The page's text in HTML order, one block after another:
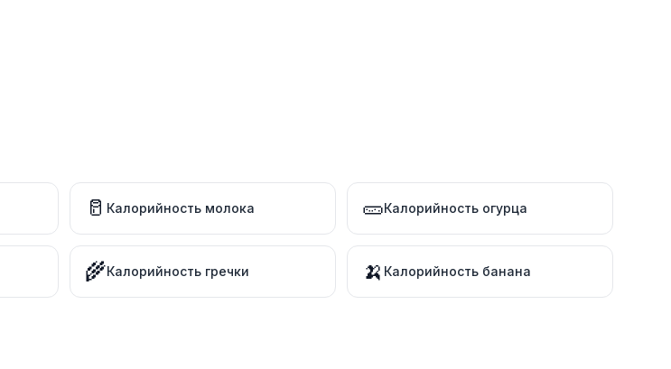
🥛 Калорийность молока 🥒Калорийность огурца
🌾Калорийность гречки 🍌 Калорийность банана